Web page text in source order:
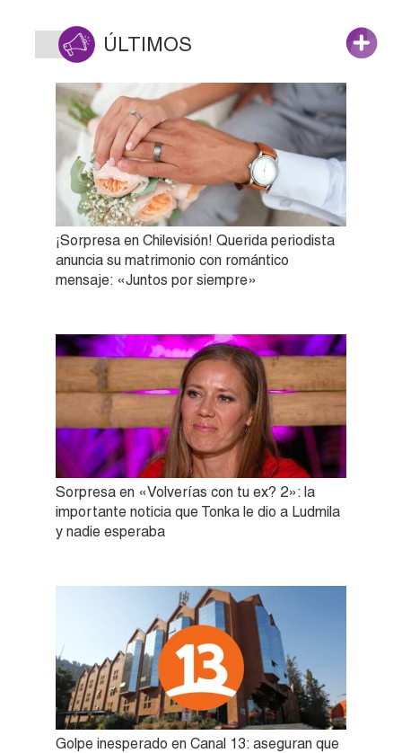
ÚLTIMOS
¡Sorpresa en Chilevisión! Querida periodista
anuncia su matrimonio con romántico
mensaje: «Juntos por siempre»
Sorpresa en «Volverías con tu ex? 2»: la
importante noticia que Tonka le dio a Ludmila
y nadie esperaba
Golpe inesperado en Canal 13: aseguran que